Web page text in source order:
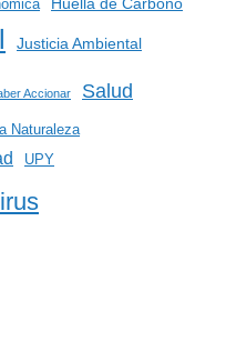
Justicia Ambiental
Accionar Salud
Naturaleza
UPY